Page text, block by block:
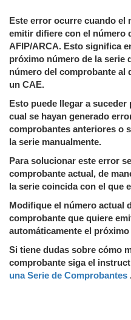
Este error ocurre cuando el
emitir difiere con el número
AFIP/ARCA. Esto significa
próximo número de la serie
número del comprobante al
un CAE.
Esto puede llegar a
cual se hayan generado
comprobantes anteriores o
la serie manualmente.
Para solucionar este error
comprobante actual, de
la serie coincida con el que
Modifique el número actual
comprobante que quiere
automáticamente el
Si tiene dudas sobre cómo
comprobante siga el
una Serie de Comprobantes